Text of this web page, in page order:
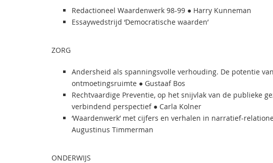
Redactioneel Waardenwerk 98-99 ● Harry Kunneman
Essaywedstrijd ‘Democratische waarden’
ZORG
Andersheid als spanningsvolle verhouding. De potentie
ontmoetingsruimte ● Gustaaf Bos
Rechtvaardige Preventie, op het snijvlak van de publieke
verbindend perspectief ● Carla Kolner
‘Waardenwerk’ met cijfers en verhalen in narratief-
Augustinus Timmerman
ONDERWIJS